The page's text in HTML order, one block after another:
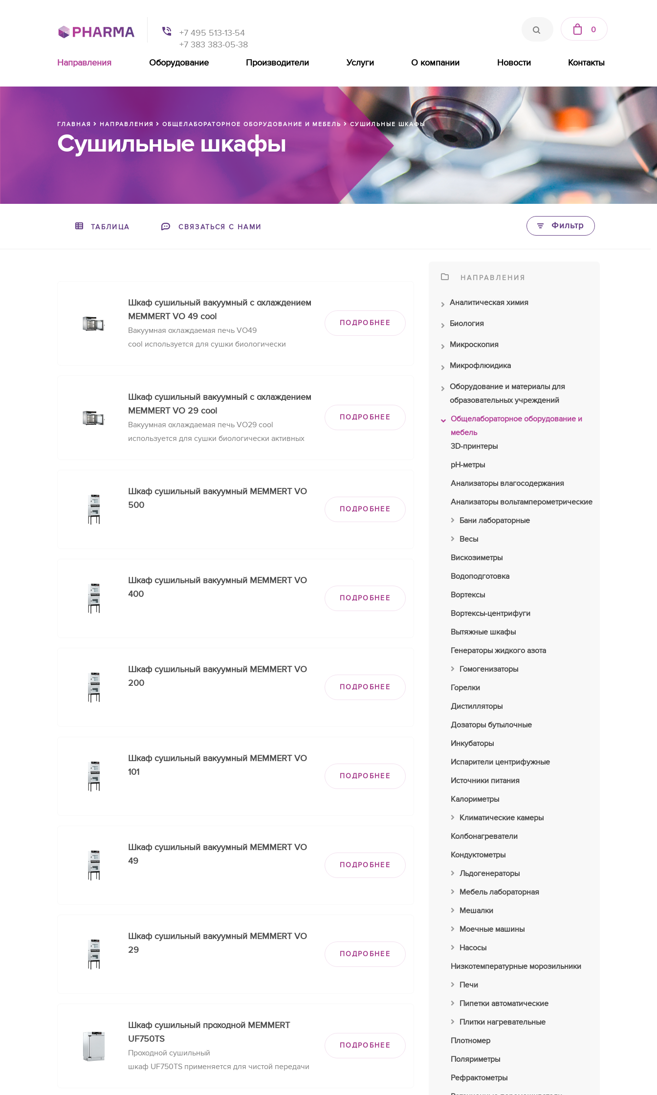
+7 495 513-13-54
+7 383 383-05-38
0
Направления Оборудование Производители Услуги О компании Новости Контакты
ГЛАВНАЯ НАПРАВЛЕНИЯ ОБЩЕЛАБОРАТОРНОЕ ОБОРУДОВАНИЕ И МЕБЕЛЬ СУШИЛЬНЫЕ ШКАФЫ
Сушильные шкафы
ТАБЛИЦА СВЯЗАТЬСЯ С НАМИ Фильтр
Шкаф сушильный вакуумный с охлаждением
MEMMERT VO 49 cool
Вакуумная охлаждаемая печь VO49
cool используется для сушки биологически
ПОДРОБНЕЕ
Шкаф сушильный вакуумный с охлаждением
MEMMERT VO 29 cool
Вакуумная охлаждаемая печь VO29 cool
используется для сушки биологически активных
ПОДРОБНЕЕ
Шкаф сушильный вакуумный MEMMERT VO
500
ПОДРОБНЕЕ
Шкаф сушильный вакуумный MEMMERT VO
400
ПОДРОБНЕЕ
Шкаф сушильный вакуумный MEMMERT VO
200
ПОДРОБНЕЕ
Шкаф сушильный вакуумный MEMMERT VO
101
ПОДРОБНЕЕ
Шкаф сушильный вакуумный MEMMERT VO
49
ПОДРОБНЕЕ
Шкаф сушильный вакуумный MEMMERT VO
29
ПОДРОБНЕЕ
Шкаф сушильный проходной MEMMERT
UF750TS
Проходной сушильный
шкаф UF750TS применяется для чистой передачи
ПОДРОБНЕЕ
НАПРАВЛЕНИЯ
Аналитическая химия
Биология
Микроскопия
Микрофлюидика
Оборудование и материалы для
образовательных учреждений
Общелабораторное оборудование и
мебель
3D-принтеры
pH-метры
Анализаторы влагосодержания
Анализаторы вольтамперометрические
Бани лабораторные
Весы
Вискозиметры
Водоподготовка
Вортексы
Вортексы-центрифуги
Вытяжные шкафы
Генераторы жидкого азота
Гомогенизаторы
Горелки
Дистилляторы
Дозаторы бутылочные
Инкубаторы
Испарители центрифужные
Источники питания
Калориметры
Климатические камеры
Колбонагреватели
Кондуктометры
Льдогенераторы
Мебель лабораторная
Мешалки
Моечные машины
Насосы
Низкотемпературные морозильники
Печи
Пипетки автоматические
Плитки нагревательные
Плотномер
Поляриметры
Рефрактометры